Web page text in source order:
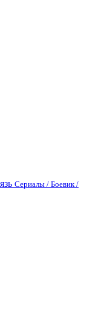
Сериалы / Боевик /